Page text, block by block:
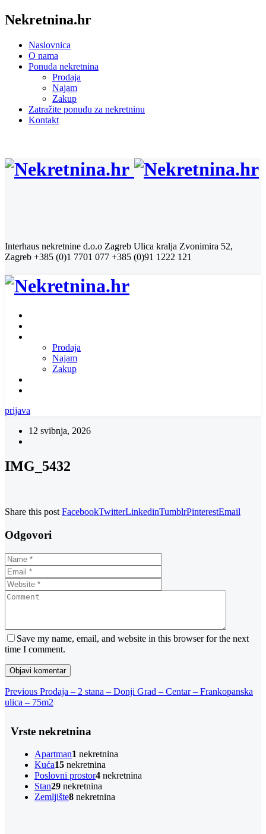
Nekretnina.hr
Naslovnica
O nama
Ponuda nekretnina
Prodaja
Najam
Zakup
Zatražite ponudu za nekretninu
Kontakt
Interhaus nekretnine d.o.o Zagreb Ulica kralja Zvonimira 52,
Zagreb +385 (0)1 7701 077 +385 (0)91 1222 121
Prodaja
Najam
Zakup
prijava
12 svibnja, 2026
IMG_5432
Share this post FacebookTwitterLinkedinTumblrPinterestEmail
Odgovori
Save my name, email, and website in this browser for the next
time I comment.
Navigacija
objava
Previous
Post
Previous Prodaja – 2 stana – Donji Grad – Centar – Frankopanska
ulica – 75m2
Vrste nekretnina
Apartman1 nekretnina
Kuća15 nekretnina
Poslovni prostor4 nekretnina
Stan29 nekretnina
Zemljište8 nekretnina